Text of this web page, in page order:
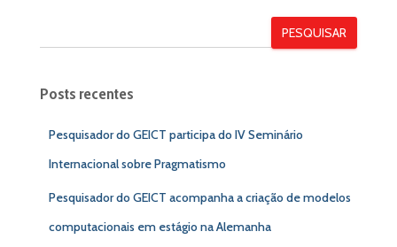
PESQUISAR
Posts recentes
Pesquisador do GEICT participa do IV Seminário
Internacional sobre Pragmatismo
Pesquisador do GEICT acompanha a criação de modelos
computacionais em estágio na Alemanha